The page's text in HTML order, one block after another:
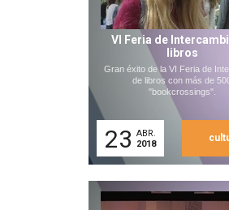
VI Feria de
libros
Gran éxito de la VI Feria de
de libros con más de
"bookcrossings".
23 ABR.
2018